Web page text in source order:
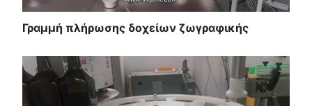
Γραμμή πλήρωσης δοχείων ζωγραφικής